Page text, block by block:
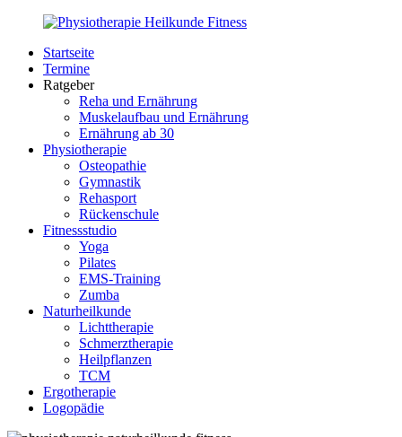
Zurück
Inhalt
PhysioMed-
Fit.de
Gesundheit
Startseite
Termine
Ratgeber
Reha und Ernährung
Muskelaufbau und Ernährung
Ernährung ab 30
Physiotherapie
Osteopathie
Gymnastik
Rehasport
Rückenschule
Fitnessstudio
Yoga
Pilates
EMS-Training
Zumba
Naturheilkunde
Lichttherapie
Schmerztherapie
Heilpflanzen
TCM
Ergotherapie
Logopädie